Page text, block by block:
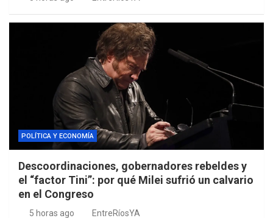
POLÍTICA Y ECONOMÍA
Descoordinaciones, gobernadores rebeldes y
el “factor Tini”: por qué Milei sufrió un calvario
en el Congreso
5 horas ago EntreRíosYA